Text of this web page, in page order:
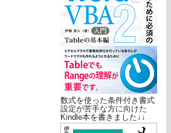
数式を使った条件付き書式
設定が苦手な方に向けた
Kindle本を書きました↓↓